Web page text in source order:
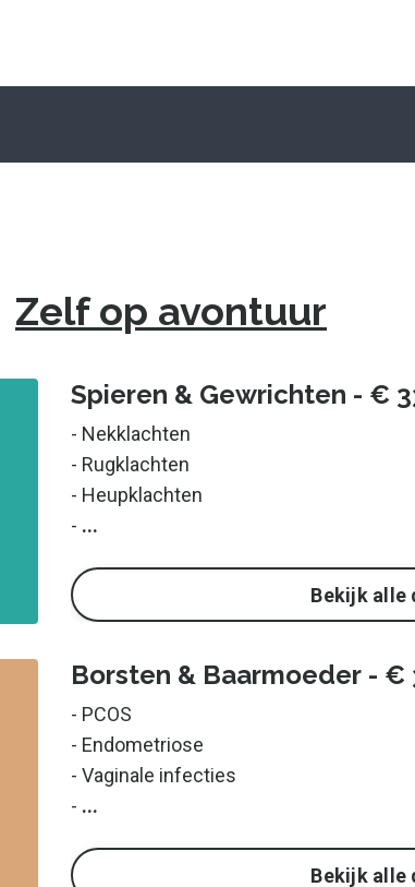
Zelf op avontuur
Spieren & Gewrichten - €
- Nekklachten
- Rugklachten
- Heupklachten
- ...
Bekijk alle
Borsten & Baarmoeder - €
- PCOS
- Endometriose
- Vaginale infecties
- ...
Bekijk alle